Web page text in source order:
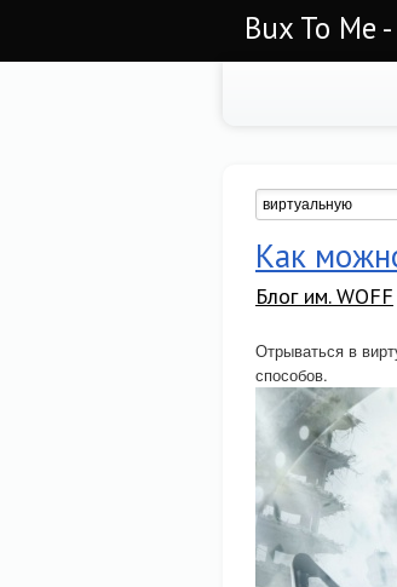
Bux To Me
Как
Блог им. WOFF
Отрываться в
способов.